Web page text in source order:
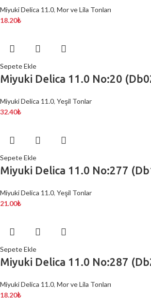
Miyuki Delica 11.0, Mor ve Lila Tonları
18.20₺
Sepete Ekle
Miyuki Delica 11.0 No:20
Miyuki Delica 11.0, Yeşil Tonlar
32.40₺
Sepete Ekle
Miyuki Delica 11.0 No:277
Miyuki Delica 11.0, Yeşil Tonlar
21.00₺
Sepete Ekle
Miyuki Delica 11.0 No:287
Miyuki Delica 11.0, Mor ve Lila Tonları
18.20₺